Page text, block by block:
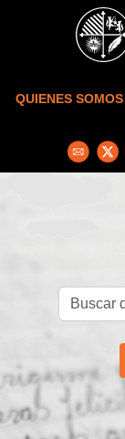
Skip to main content
QUIENES SOMOS